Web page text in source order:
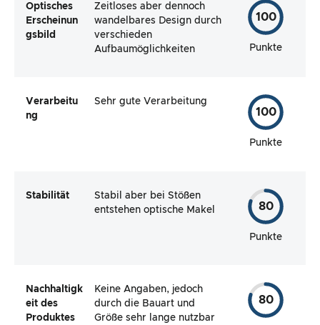
Optisches
Erscheinun
gsbild
Zeitloses aber dennoch
wandelbares Design durch
verschieden
Aufbaumöglichkeiten
100
Punkte
Verarbeitu
ng
Sehr gute Verarbeitung
100
Punkte
Stabilität
Stabil aber bei Stößen
entstehen optische Makel
80
Punkte
Nachhaltigk
eit des
Produktes
Keine Angaben, jedoch
durch die Bauart und
Größe sehr lange nutzbar
80